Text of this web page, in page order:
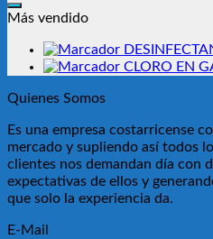
Más vendido
CLORO EN
Quienes Somos
Es una empresa costarricense
mercado y supliendo así todos
clientes nos demandan día con
expectativas de ellos y
que solo la experiencia da.
E-Mail